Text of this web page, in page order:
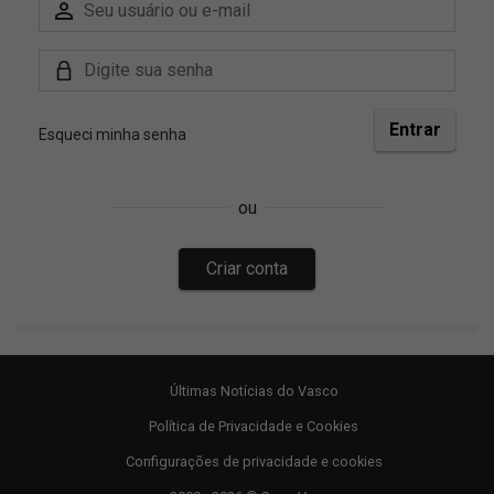
Últimas Notícias do Vasco
Política de Privacidade e Cookies
Configurações de privacidade e cookies